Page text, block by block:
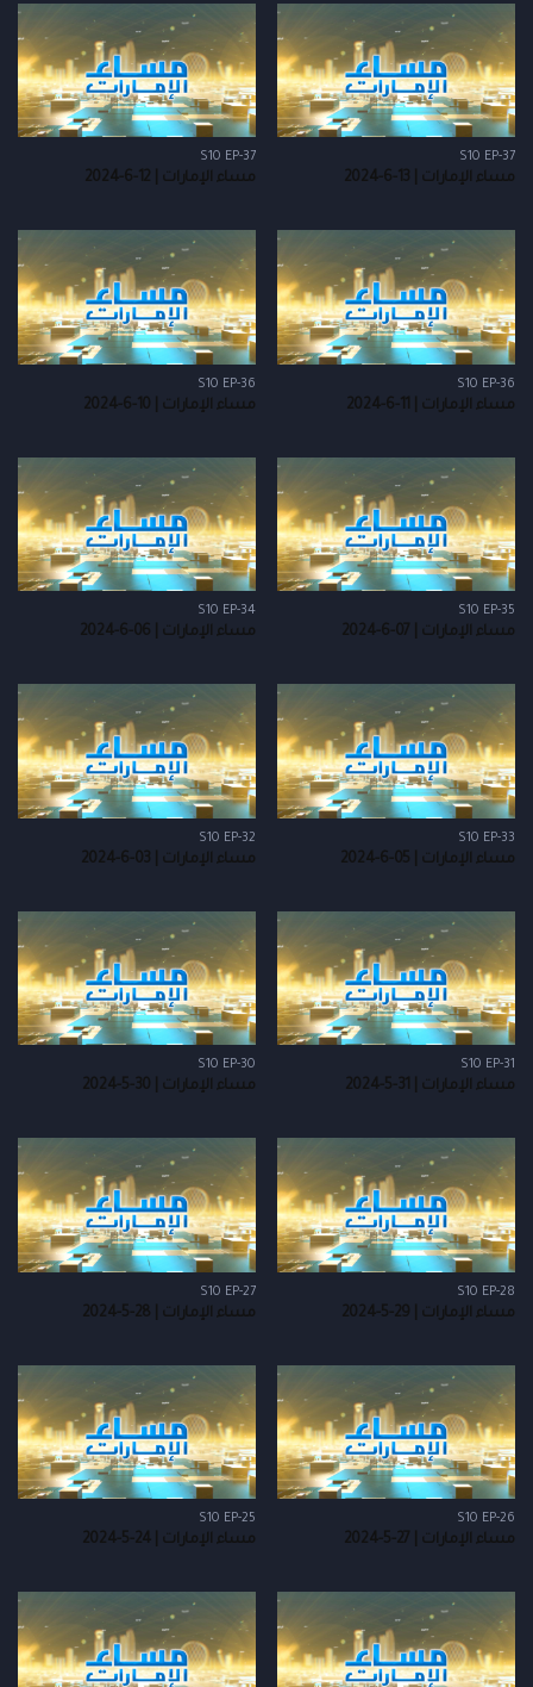
S10 EP-37
مساء الإمارات | 13-6-2024
S10 EP-37
مساء الإمارات | 12-6-2024
S10 EP-36
مساء الإمارات | 11-6-2024
S10 EP-36
مساء الإمارات | 10-6-2024
S10 EP-35
مساء الإمارات | 07-6-2024
S10 EP-34
مساء الإمارات | 06-6-2024
S10 EP-33
مساء الإمارات | 05-6-2024
S10 EP-32
مساء الإمارات | 03-6-2024
S10 EP-31
مساء الإمارات | 31-5-2024
S10 EP-30
مساء الإمارات | 30-5-2024
S10 EP-28
مساء الإمارات | 29-5-2024
S10 EP-27
مساء الإمارات | 28-5-2024
S10 EP-26
مساء الإمارات | 27-5-2024
S10 EP-25
مساء الإمارات | 24-5-2024